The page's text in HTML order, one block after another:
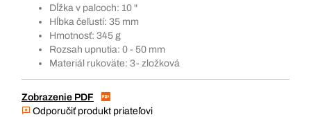
Dĺžka v palcoch: 10 "
Hĺbka čeľustí: 35 mm
Hmotnosť: 345 g
Rozsah upnutia: 0 - 50 mm
Materiál rukoväte: 3- zložková
Zobrazenie PDF
Odporučiť produkt priateľovi